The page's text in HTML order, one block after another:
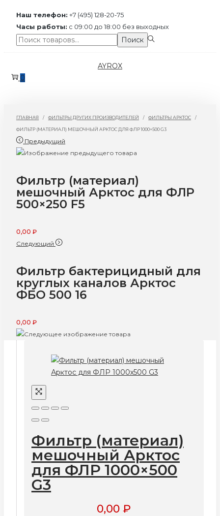
Наш телефон: +7 (495) 128-20-75
Часы работы: с 09:00 до 18:00 без выходных
Поиск:>
Поиск
к
к
AYROX
0
ГЛАВНАЯ / ФИЛЬТРЫ ДРУГИХ ПРОИЗВОДИТЕЛЕЙ / ФИЛЬТРЫ АРКТОС /
ФИЛЬТР (МАТЕРИАЛ) МЕШОЧНЫЙ АРКТОС ДЛЯ ФЛР 1000×500 G3
Предыдущий
Фильтр (материал)
мешочный Арктос для ФЛР
500×250 F5
0,00 ₽
Следующий
Фильтр бактерицидный для
круглых каналов Арктос
ФБО 500 16
0,00 ₽
Фильтр (материал)
мешочный Арктос
для ФЛР 1000×500
G3
0,00 ₽